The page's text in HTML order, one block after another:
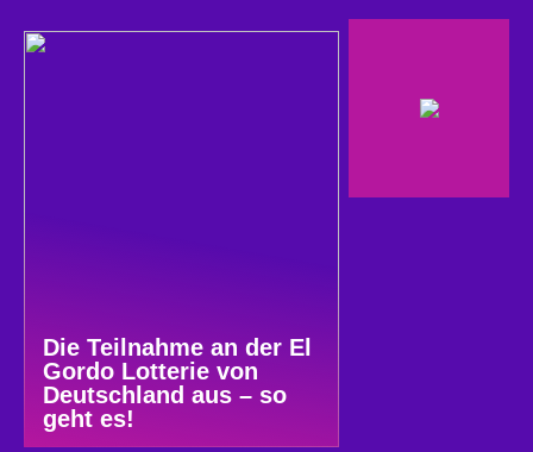
Die Teilnahme an der El
Gordo Lotterie von
Deutschland aus – so
geht es!